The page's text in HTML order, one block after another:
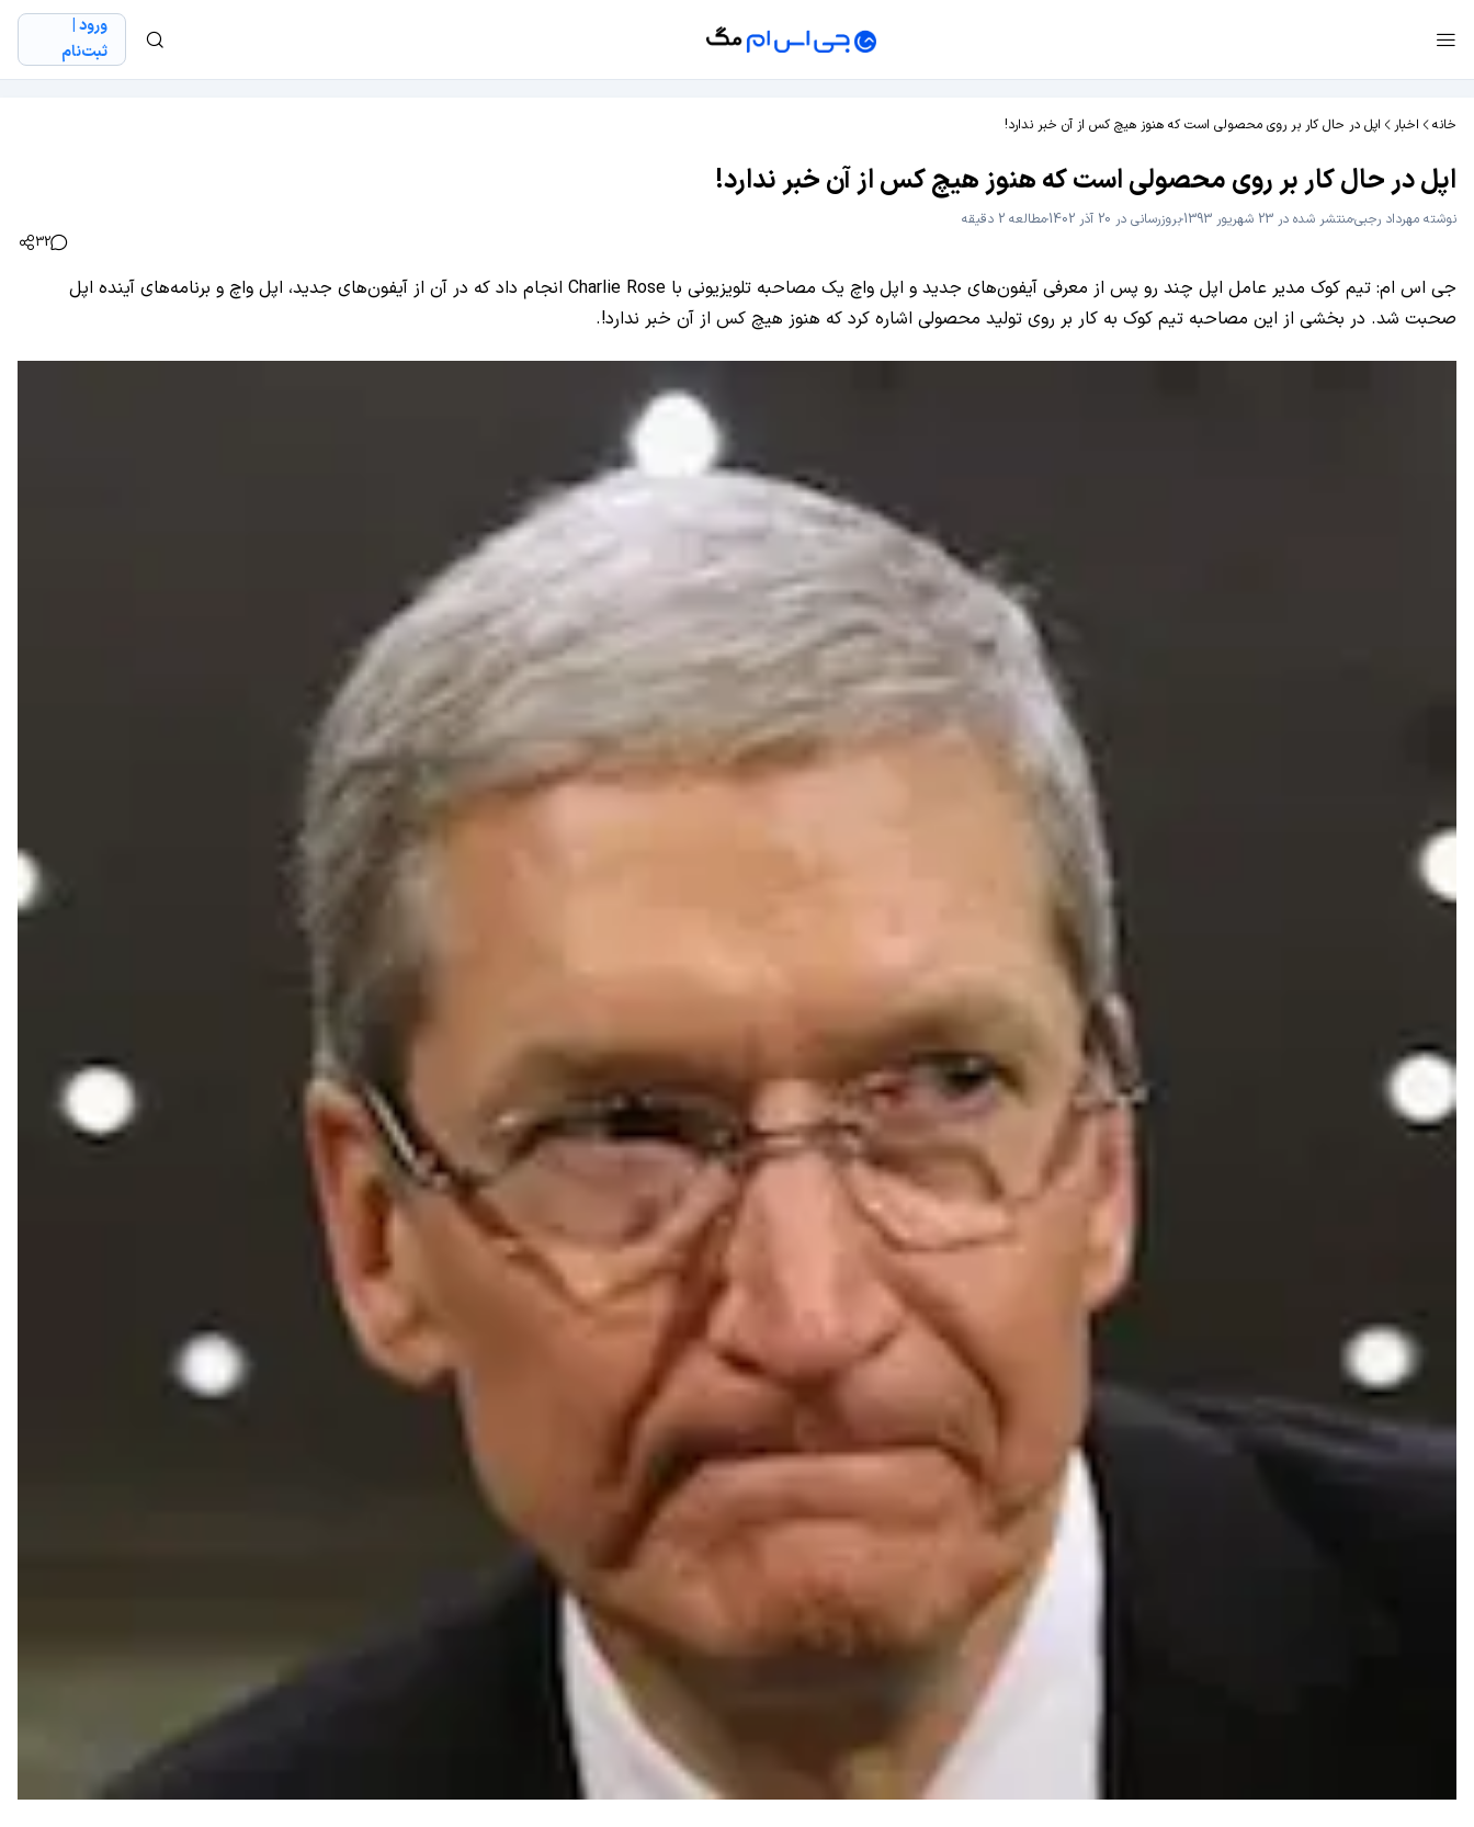
ورود |
ثبت‌نام
خانه اخبار اپل در حال کار بر روی محصولی است که هنوز هیچ کس از آن خبر ندارد!
اپل در حال کار بر روی محصولی است که هنوز هیچ کس از آن خبر ندارد!
نوشته مهرداد رجبیمنتشر شده در 23 شهریور 1393 بروزرسانی در 20 آذر 1402
مطالعه 2 دقیقه
32
جی اس ام: تیم کوک مدیر عامل اپل چند رو پس از معرفی آیفون‌های جدید و اپل واچ یک مصاحبه تلویزیونی با Charlie Rose انجام داد که در آن از آیفون‌های جدید، اپل واچ و برنامه‌های آینده اپل
صحبت شد. در بخشی از این مصاحبه تیم کوک به کار بر روی تولید محصولی اشاره کرد که هنوز هیچ کس از آن خبر ندارد!.